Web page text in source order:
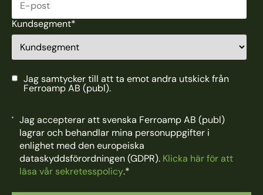
Kundsegment*
Jag samtycker till att ta emot andra utskick från
Ferroamp AB (publ).
Jag accepterar att svenska Ferroamp AB (publ)
lagrar och behandlar mina personuppgifter i
enlighet med den europeiska
dataskyddsförordningen (GDPR). Klicka här för att
läsa vår sekretesspolicy.*